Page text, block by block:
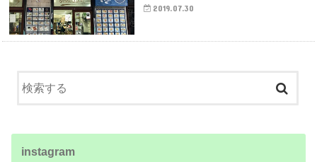
2019.07.30
instagram